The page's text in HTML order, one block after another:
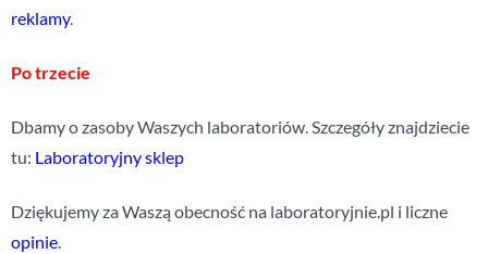
reklamy.
Po trzecie
Dbamy o zasoby Waszych laboratoriów. Szczegóły znajdziecie
tu: Laboratoryjny sklep
Dziękujemy za Waszą obecność na laboratoryjnie.pl i liczne
opinie.